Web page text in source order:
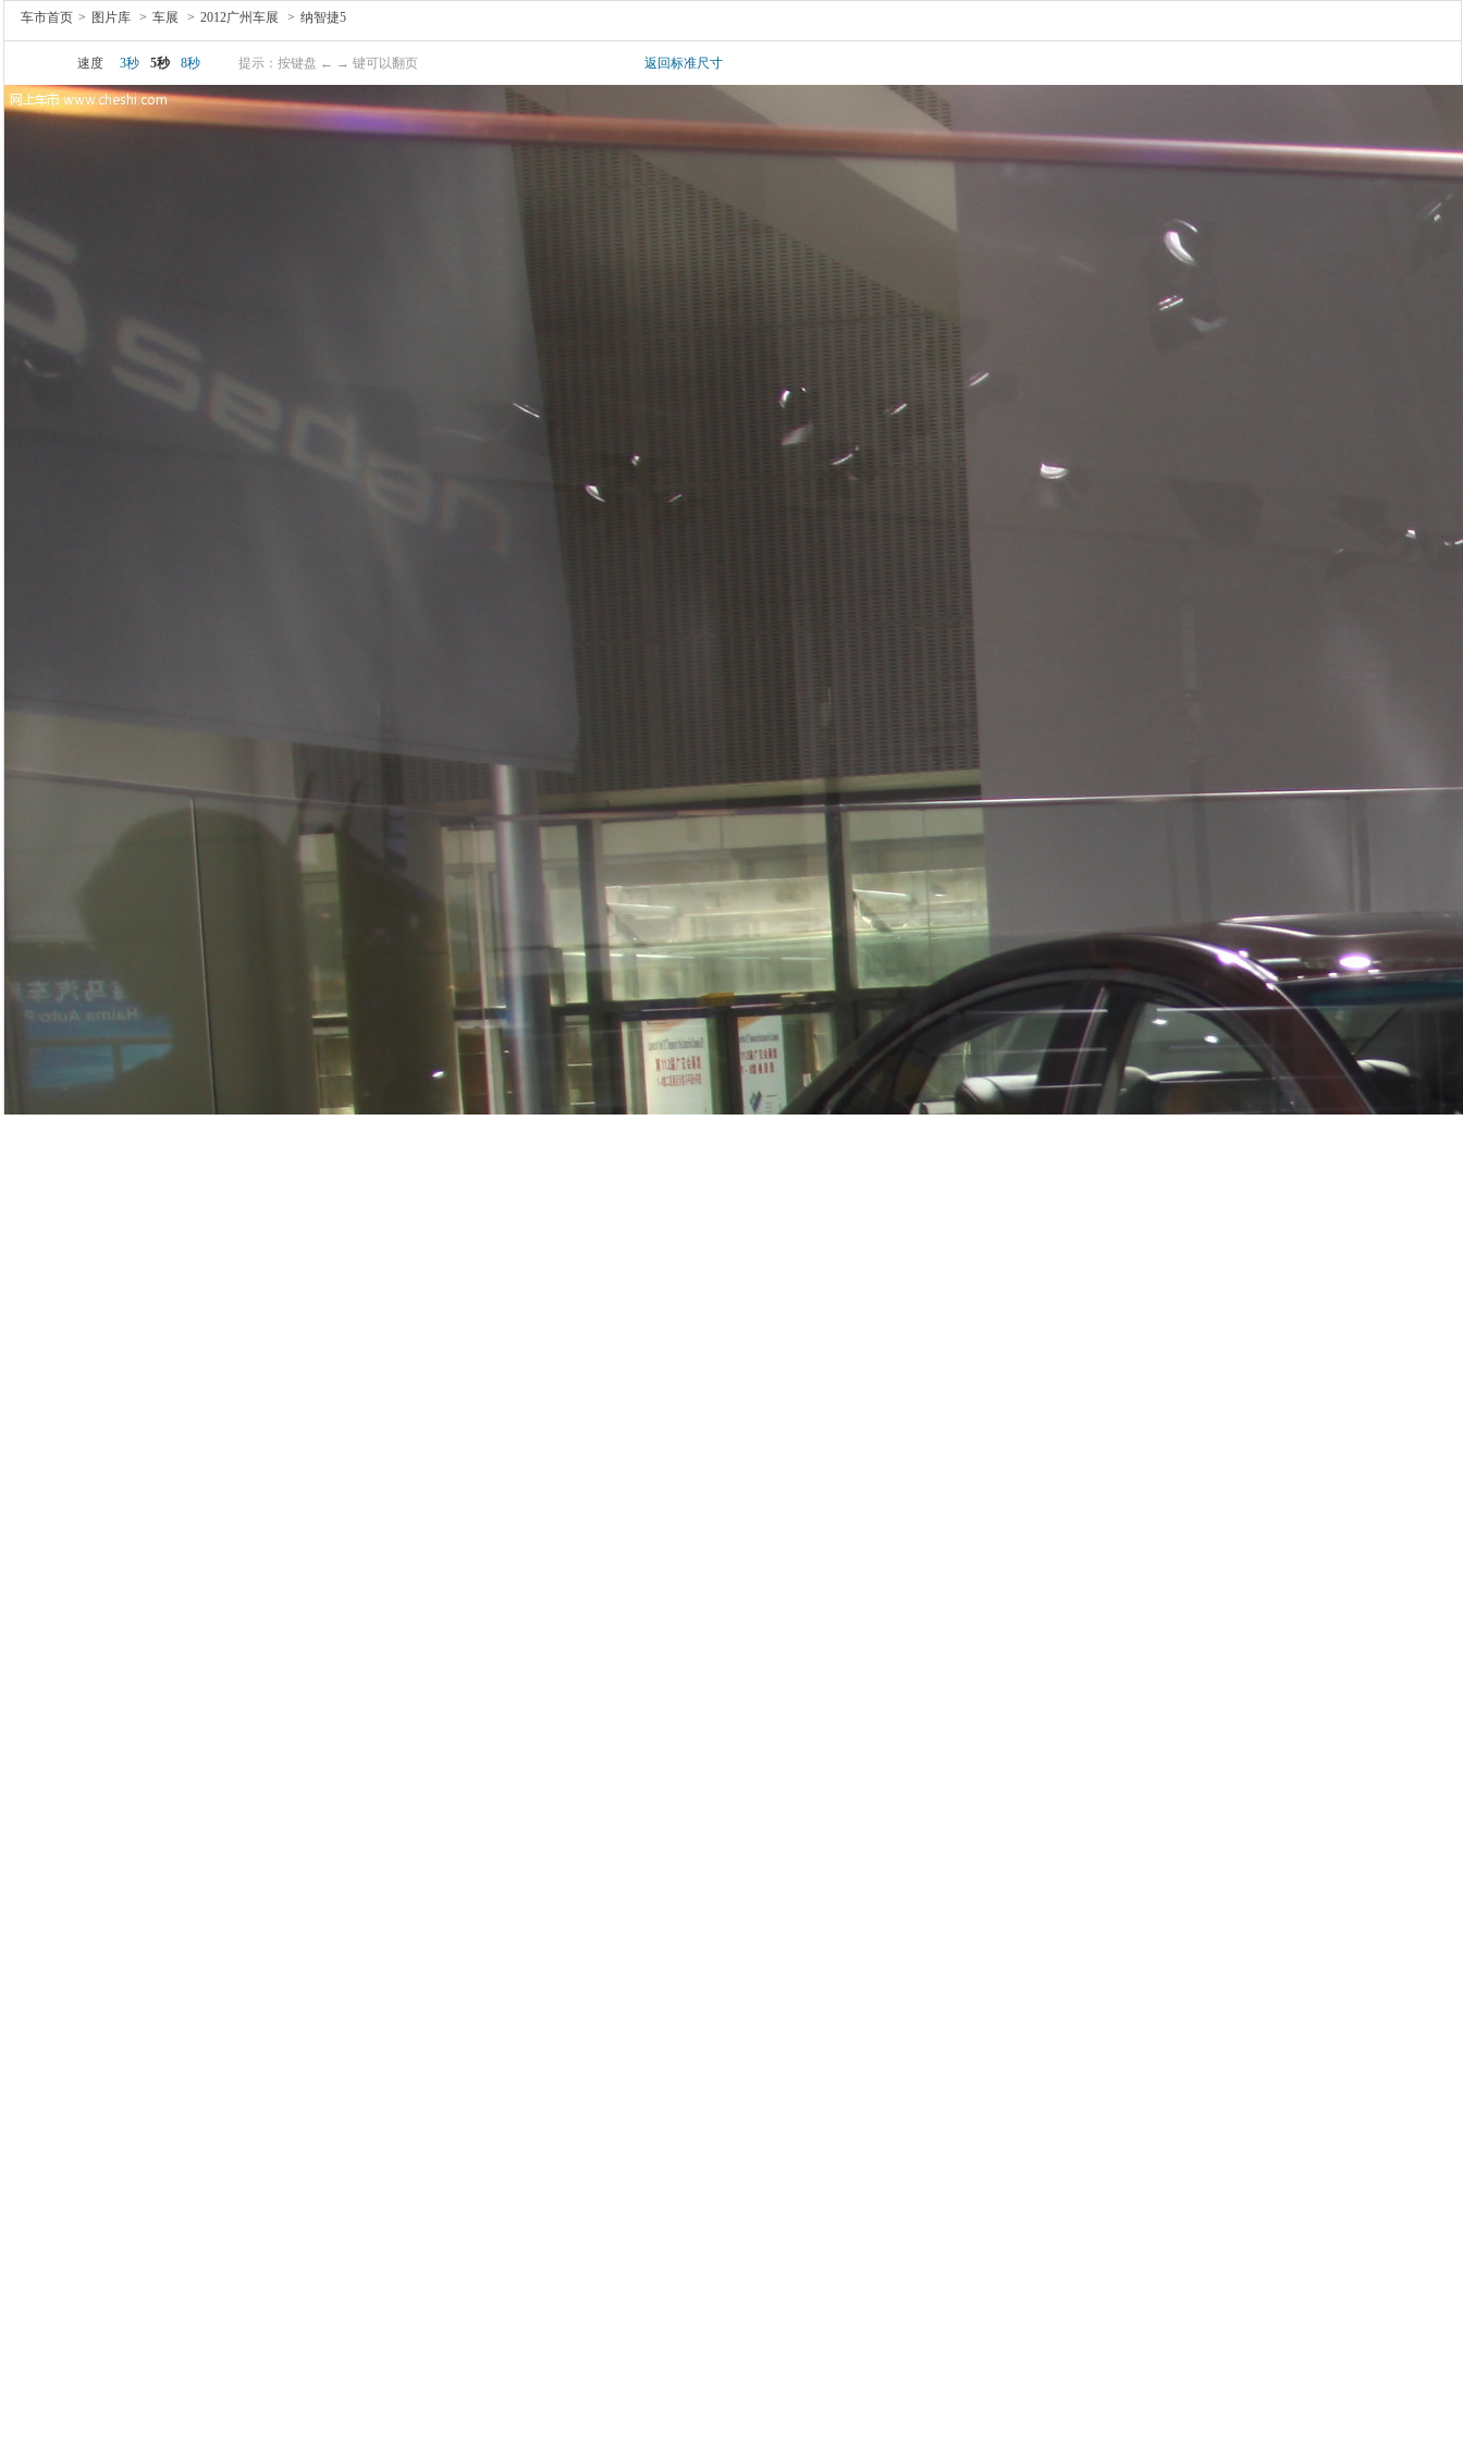
车市首页 > 图片库 > 车展 > 2012广州车展 > 纳智捷5
速度 3秒 5秒 8秒 提示：按键盘 ← → 键可以翻页 返回标准尺寸